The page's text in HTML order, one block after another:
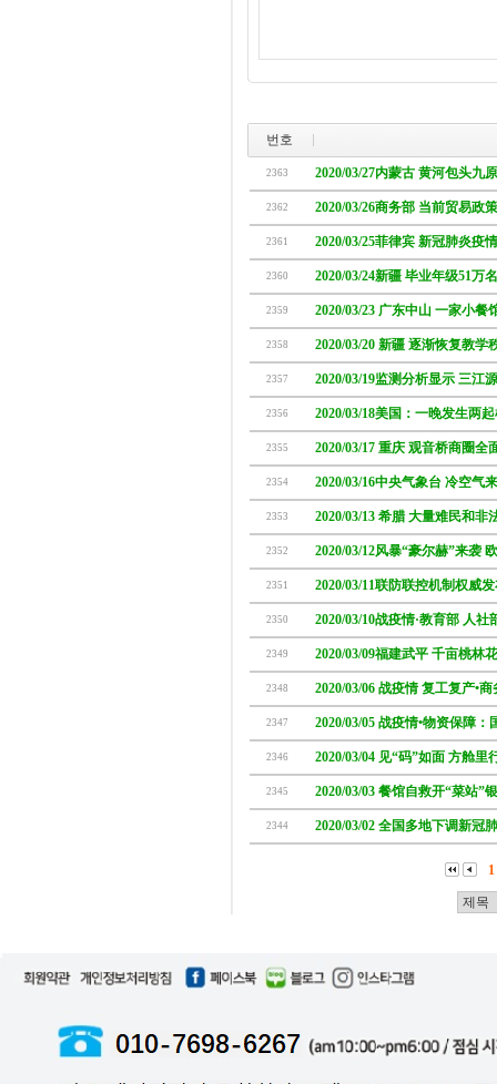
번호
2363 2020/03/27内蒙古 黄河包头九
2362 2020/03/26商务部 当前贸易政
2361 2020/03/25菲律宾 新冠肺炎疫
2360 2020/03/24新疆 毕业年级51
2359 2020/03/23 广东中山 一家小
2358 2020/03/20 新疆 逐渐恢复教学
2357 2020/03/19监测分析显示 三江
2356 2020/03/18美国：一晚发生两
2355 2020/03/17 重庆 观音桥商圈全
2354 2020/03/16中央气象台 冷空气
2353 2020/03/13 希腊 大量难民和
2352 2020/03/12风暴“豪尔赫”来袭
2351 2020/03/11联防联控机制权威
2350 2020/03/10战疫情·教育部 人
2349 2020/03/09福建武平 千亩桃林
2348 2020/03/06 战疫情 复工复产•
2347 2020/03/05 战疫情•物资保障
2346 2020/03/04 见“码”如面 方舱里
2345 2020/03/03 餐馆自救开“菜站”
2344 2020/03/02 全国多地下调新冠